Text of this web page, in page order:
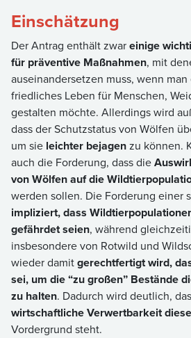
Einschätzung
Der Antrag enthält zwareinige
für präventive Maßnahmen, mit
auseinandersetzen muss, wenn
friedliches Leben für Menschen,
gestalten möchte. Allerdings wird
dass der Schutzstatus von Wölfen
um sie leichter bejagenzu können.
auch die Forderung, dass die
von Wölfen auf die
werden sollen. Die Forderung einer
impliziert, dass
gefährdet seien, während
insbesondere von Rotwild und
wieder damitgerechtfertigt wird,
sei, um die “zu großen” Bestände
zu halten. Dadurch wird deutlich,
wirtschaftliche Verwertbarkeit
Vordergrund steht.